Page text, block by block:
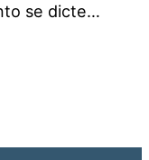
se dicte…